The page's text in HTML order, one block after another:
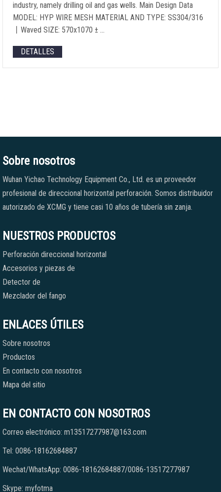
industry, namely drilling oil and gas wells. Main Design Data
MODEL: HYP WIRE MESH MATERIAL AND TYPE: SS304/316
丨Waved SIZE: 570х1070 ± …
DETALLES
Sobre nosotros
Wuhan Yichao Technology Equipment Co., Ltd. es un proveedor
profesional de direccional horizontal perforación. Somos distribuidor
autorizado de XCMG y tiene casi 10 años de tubería sin zanja.
NUESTROS PRODUCTOS
Perforación direccional horizontal
Accesorios y piezas de
Detector de
Mezclador del fango
ENLACES ÚTILES
Sobre nosotros
Productos
En contacto con nosotros
Mapa del sitio
EN CONTACTO CON NOSOTROS
Correo electrónico: m13517277987@163.com
Tel: 0086-18162684887
Wechat/WhatsApp: 0086-18162684887/0086-13517277987
Skype: myfotma